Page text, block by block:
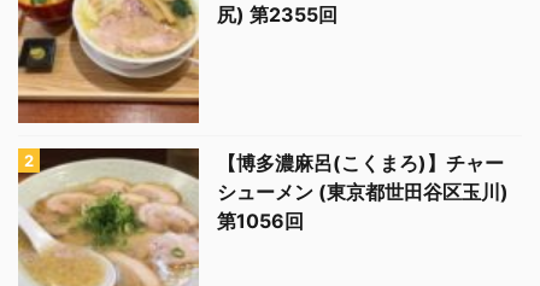
尻) 第2355回
【博多濃麻呂(こくまろ)】チャー
シューメン (東京都世田谷区玉川)
第1056回